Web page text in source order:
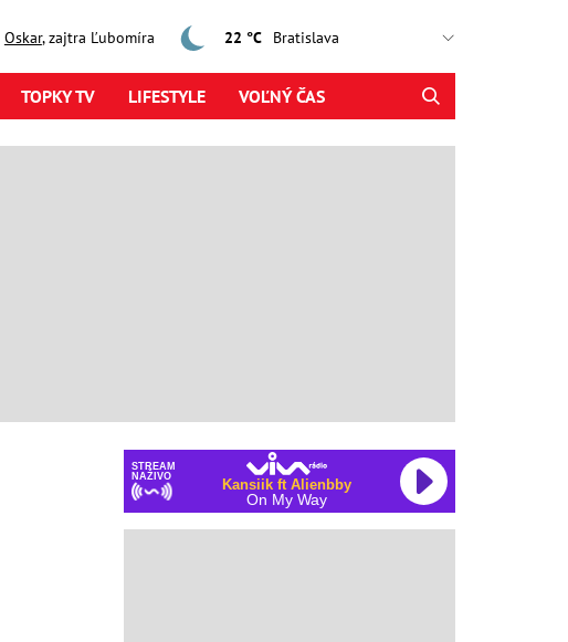
Oskar, zajtra Ľubomíra 22 °C
TOPKY TV LIFESTYLE VOĽNÝ ČAS
STREAM
NAŽIVO
Kansiik ft Alienbby
On My Way